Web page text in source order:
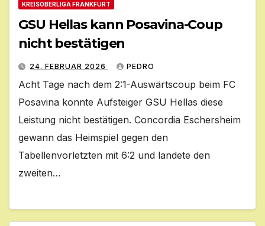
KREISOBERLIGA FRANKFURT
GSU Hellas kann Posavina-Coup
nicht bestätigen
24. FEBRUAR 2026 PEDRO
Acht Tage nach dem 2:1-Auswärtscoup beim FC
Posavina konnte Aufsteiger GSU Hellas diese
Leistung nicht bestätigen. Concordia Eschersheim
gewann das Heimspiel gegen den
Tabellenvorletzten mit 6:2 und landete den
zweiten…